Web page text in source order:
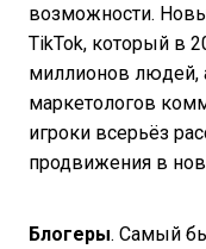
возможности.
TikTok, который в
миллионов людей,
маркетологов
игроки всерьёз
продвижения в
Блогеры. Самый